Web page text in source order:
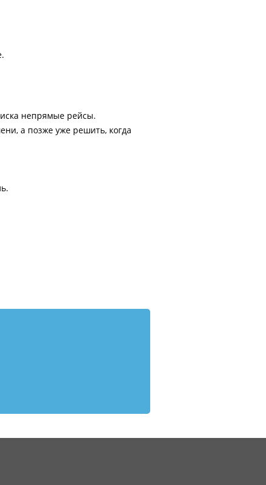
непрямые рейсы.
а позже уже решить, когда